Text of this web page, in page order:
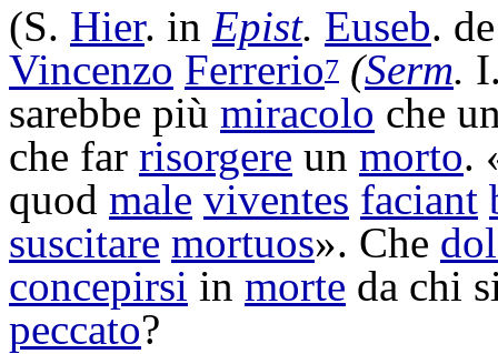
(S. Hier. in Epist. Euseb.
Vincenzo Ferrerio7 (Serm.
sarebbe più miracolo che
che far risorgere un morto.
quod male viventes faciant
suscitare mortuos». Che
concepirsi in morte da chi
peccato?